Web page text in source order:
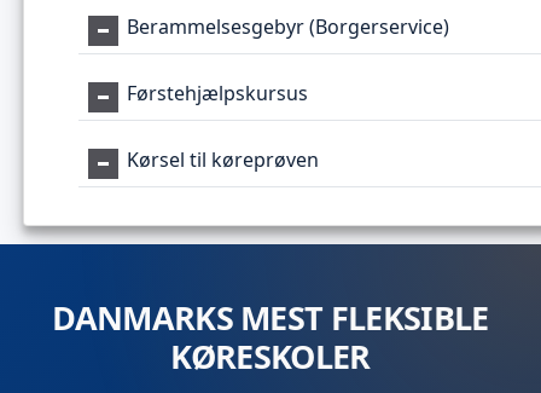
Berammelsesgebyr (Borgerservice)
Førstehjælpskursus
Kørsel til køreprøven
DANMARKS MEST FLEKSIBLE
KØRESKOLER